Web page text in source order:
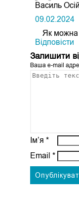
Василь
09.02.2024
Як можна
Відповіcти
Залишити
Ваша e-mail
Ім’я*
Email*